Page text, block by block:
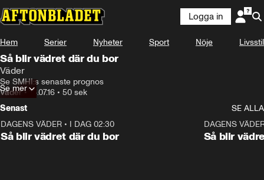
Logga in
Hem Serier Nyheter Sport Nöje Livsstil
Så blir vädret där du bor
Väder
Se SMHI:s senaste prognos
Väder• 18.07.16 • 50 sek
Se mer
Senast
SE ALLA
DAGENS VÄDER • I DAG 02:30
Så blir vädret där du bor
DAGENS
Så blir